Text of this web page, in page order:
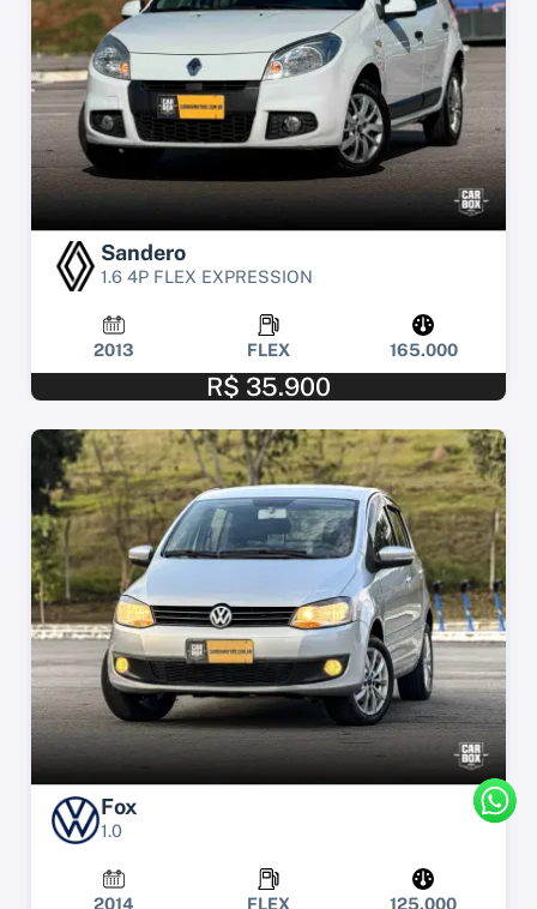
Sandero
1.6 4P FLEX EXPRESSION
2013 FLEX 165.000
R$ 35.900
Fox
1.0
2014 FLEX 125.000